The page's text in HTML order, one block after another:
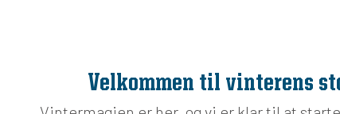
Velkommen til vinterens